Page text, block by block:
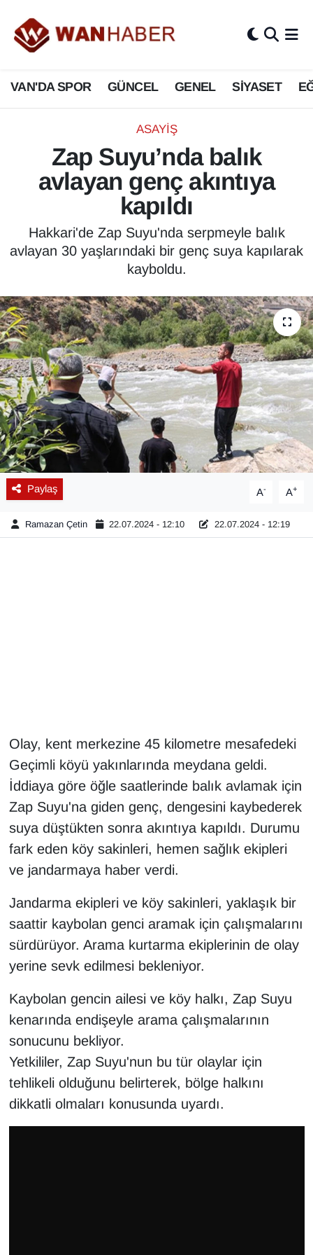
VAN'DA SPOR GÜNCEL GENEL SİYASET
ASAYİŞ
Zap Suyu’nda balık
avlayan genç akıntıya
kapıldı
Hakkari'de Zap Suyu'nda serpmeyle balık
avlayan 30 yaşlarındaki bir genç suya kapılarak
kayboldu.
Paylaş A- A+
Ramazan Çetin 22.07.2024 - 12:10 22.07.2024 - 12:19
Olay, kent merkezine 45 kilometre mesafedeki
Geçimli köyü yakınlarında meydana geldi.
İddiaya göre öğle saatlerinde balık avlamak için
Zap Suyu'na giden genç, dengesini kaybederek
suya düştükten sonra akıntıya kapıldı. Durumu
fark eden köy sakinleri, hemen sağlık ekipleri
ve jandarmaya haber verdi.
Jandarma ekipleri ve köy sakinleri, yaklaşık bir
saattir kaybolan genci aramak için çalışmalarını
sürdürüyor. Arama kurtarma ekiplerinin de olay
yerine sevk edilmesi bekleniyor.
Kaybolan gencin ailesi ve köy halkı, Zap Suyu
kenarında endişeyle arama çalışmalarının
sonucunu bekliyor.
Yetkililer, Zap Suyu'nun bu tür olaylar için
tehlikeli olduğunu belirterek, bölge halkını
dikkatli olmaları konusunda uyardı.
3.SAYFA
ASAYİŞ
BİLİM VE TEKNOLOJİ
Biyografi
Bölge Haberleri
ÇEVRE
Dernekler, Odalar
Diğer
DÜNYA
EĞİTİM
EKONOMİ
Eleman
İngilizce
Kadın
Kamu Alımları
Kim Kimdir?
Kültür & Sanat
KURDÎ
MEDYA
ONE EKONOMİ
POLİTİKA
Resmi İlanlar
Van Nöbetçi Eczaneler
Van Hava Durumu
Van Namaz Vakitleri
Van Trafik Yoğunluk Haritası
Süper Lig Puan Durumu ve Fikstür
Tüm Manşetler
Son Dakika Haberleri
Haber Arşivi